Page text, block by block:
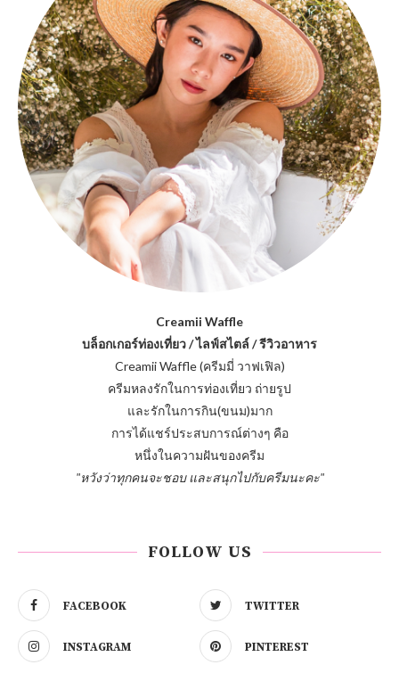
Creamii Waffle
บล็อกเกอร์ท่องเที่ยว / ไลฟ์สไตล์ / รีวิวอาหาร
Creamii Waffle (ครีมมี่ วาฟเฟิล)
ครีมหลงรักในการท่องเที่ยว ถ่ายรูป
และรักในการกิน(ขนม)มาก
การได้แชร์ประสบการณ์ต่างๆ คือ
หนึ่งในความฝันของครีม
"หวังว่าทุกคนจะชอบ และสนุกไปกับครีมนะคะ"
FOLLOW US
FACEBOOK TWITTER
INSTAGRAM PINTEREST